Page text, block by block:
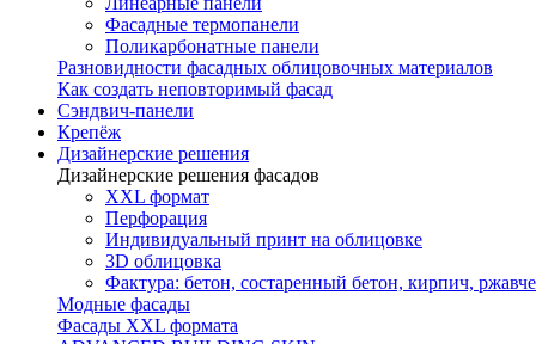
Фасадные термопанели
Поликарбонатные панели
Разновидности фасадных облицовочных материалов
Как создать неповторимый фасад
Сэндвич-панели
Крепёж
Дизайнерские решения
Дизайнерские решения фасадов
XXL формат
Перфорация
Индивидуальный принт на облицовке
3D облицовка
Фактура: бетон, состаренный бетон, кирпич,
Модные фасады
Фасады XXL формата